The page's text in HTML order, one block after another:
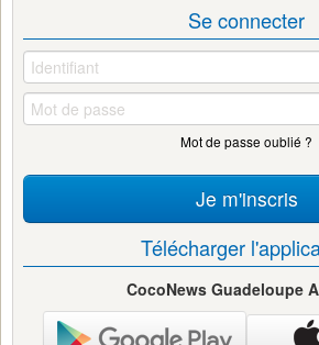
Se connecter
Mot de passe oublié ?
Je m'inscris
Télécharger
CocoNews Guadeloupe